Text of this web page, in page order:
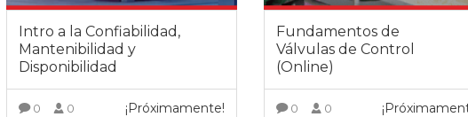
Intro a la Confiabilidad,
Mantenibilidad y
Disponibilidad
0 0 ¡Próximamente!
Fundamentos de
Válvulas de Control
(Online)
0 0
Arturo Berruezo
Resposable de Compras en
Sacyr Industrial
Nuria Valdeón
Responsable de